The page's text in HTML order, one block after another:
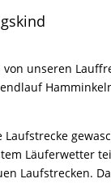
unseren
Läuferwetter
Laufstrecken.